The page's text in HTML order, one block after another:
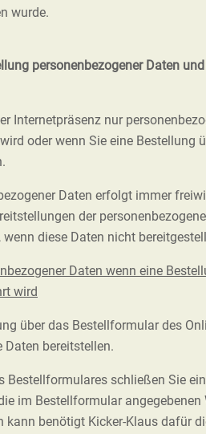
wurde.
personenbezogener Daten
Internetpräsenz nur
oder wenn Sie eine Bestellung
Daten erfolgt immer
der
diese Daten nicht
Daten wenn eine
wird
über das Bestellformular des
Daten bereitstellen.
Bestellformulares schließen Sie
im Bestellformular
kann benötigt Kicker-Klaus dafür